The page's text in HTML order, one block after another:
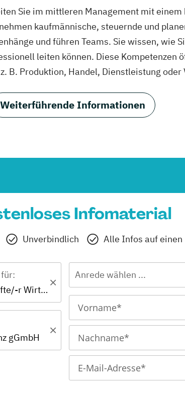
Sie im mittleren Management mit einem
kaufmännische, steuernde und
und führen Teams. Sie wissen, wie
leiten können. Diese Kompetenzen
B. Produktion, Handel, Dienstleistung oder
Weiterführende Informationen
Infomaterial
Unverbindlich Alle Infos auf einen
IHK-Zertifikat - Geprüfte/-r Wirtschaftsfachwirt/-in
gGmbH
Anrede wählen ...